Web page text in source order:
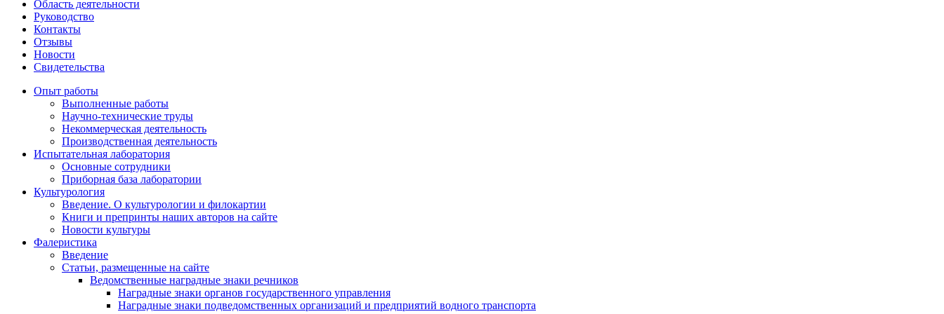
Область деятельности
Руководство
Контакты
Отзывы
Новости
Свидетельства
Опыт работы
Выполненные работы
Научно-технические труды
Некоммерческая деятельность
Производственная деятельность
Испытательная лаборатория
Основные сотрудники
Приборная база лаборатории
Культурология
Введение. О культурологии и филокартии
Книги и препринты наших авторов на сайте
Новости культуры
Фалеристика
Введение
Статьи, размещенные на сайте
Ведомственные наградные знаки речников
Наградные знаки органов государственного управления
Наградные знаки подведомственных организаций и предприятий водного транспорта